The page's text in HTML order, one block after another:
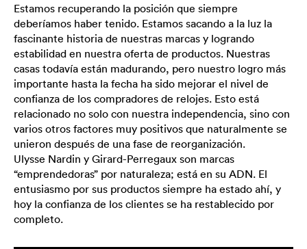
Estamos recuperando la posición que siempre
deberíamos haber tenido. Estamos sacando a la luz la
fascinante historia de nuestras marcas y logrando
estabilidad en nuestra oferta de productos. Nuestras
casas todavía están madurando, pero nuestro logro más
importante hasta la fecha ha sido mejorar el nivel de
confianza de los compradores de relojes. Esto está
relacionado no solo con nuestra independencia, sino con
varios otros factores muy positivos que naturalmente se
unieron después de una fase de reorganización.
Ulysse Nardin y Girard-Perregaux son marcas
“emprendedoras” por naturaleza; está en su ADN. El
entusiasmo por sus productos siempre ha estado ahí, y
hoy la confianza de los clientes se ha restablecido por
completo.